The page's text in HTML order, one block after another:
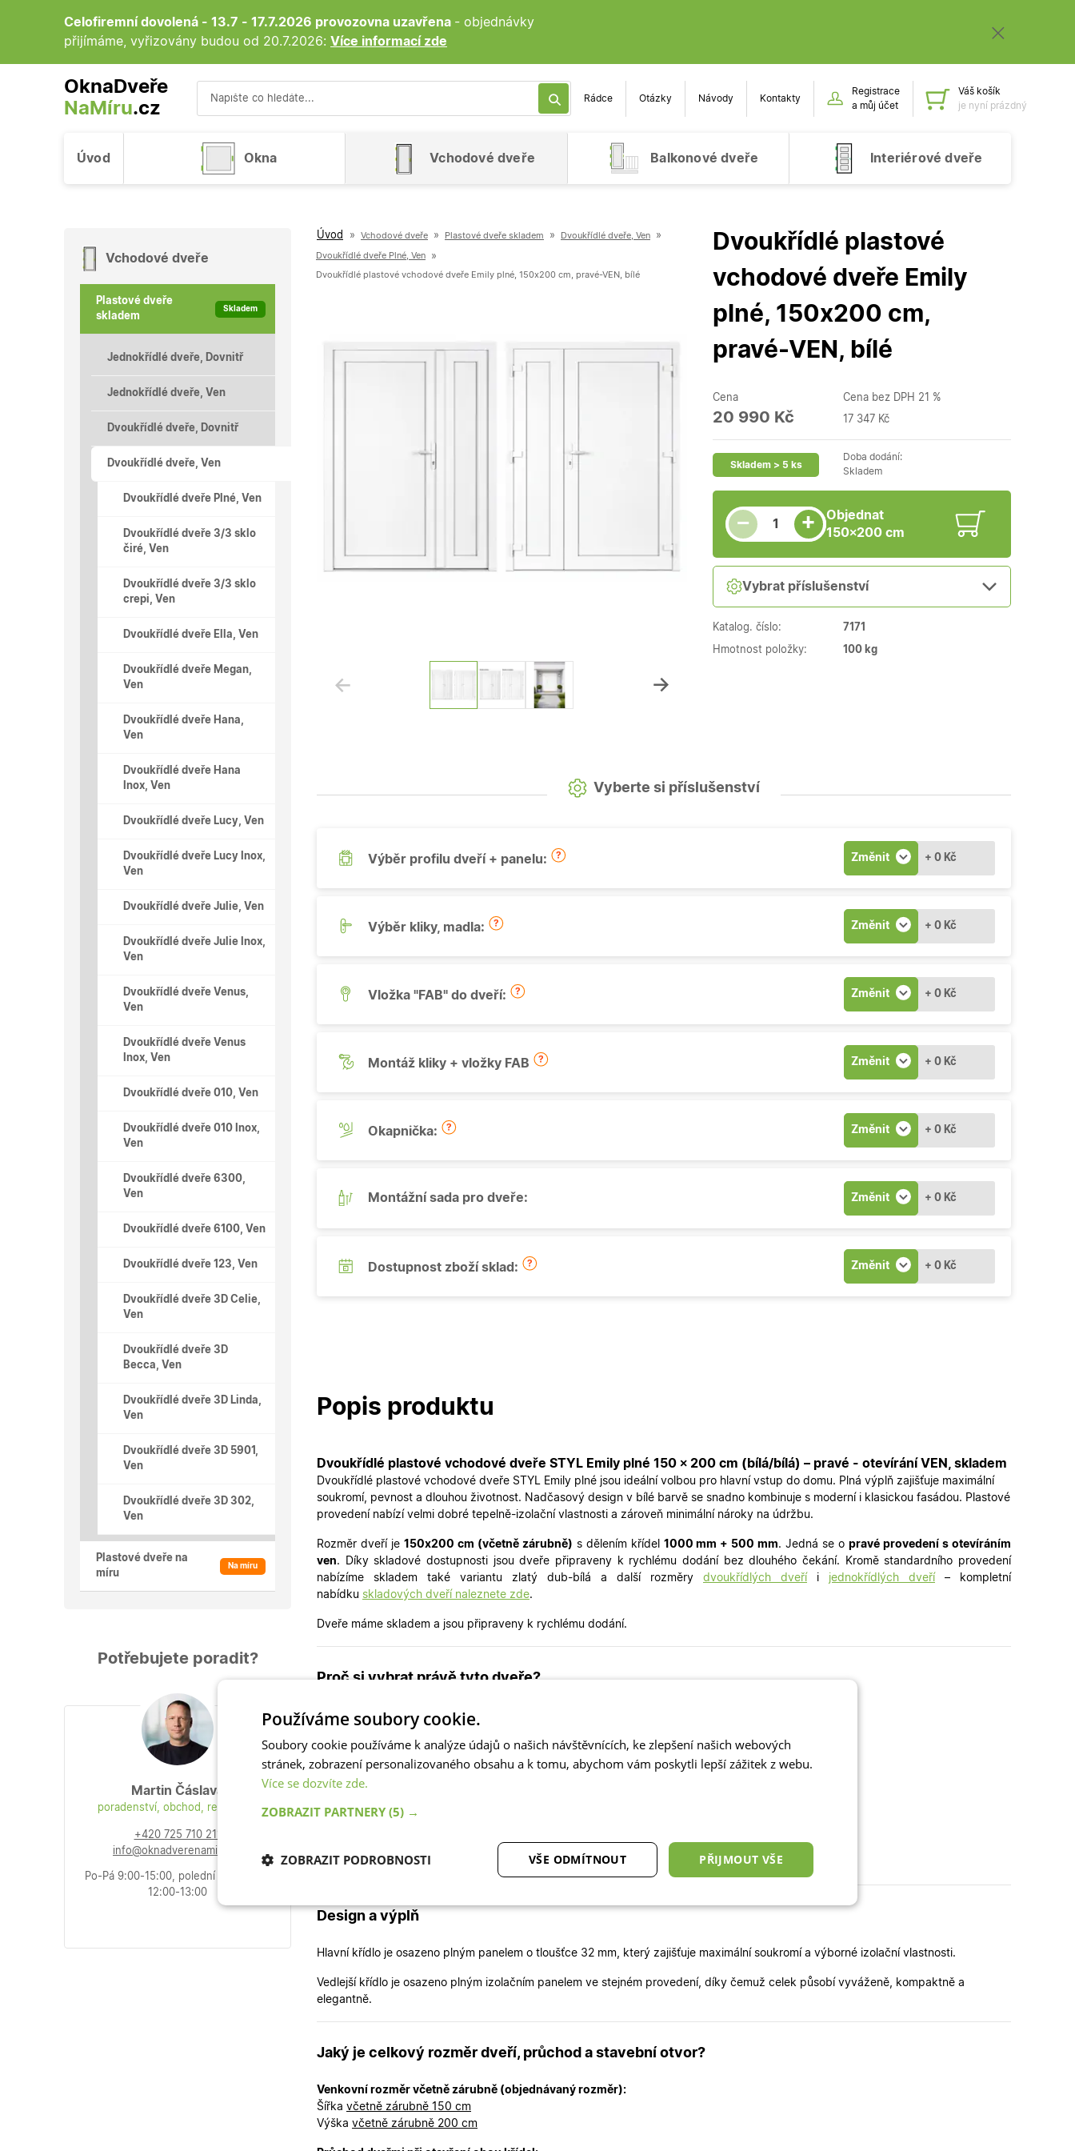
Celofiremní dovolená - 13.7 - 17.7.2026 provozovna uzavřena - objednávky
přijímáme, vyřizovány budou od 20.7.2026: Více informací zde
OknaDveře
NaMíru.cz
Rádce Otázky Návody Kontakty
Registrace
a můj účet
Obsah
Váš košík
je nyní prázdný
Úvod Okna Vchodové dveře Balkonové dveře Interiérové dveře
Úvod » Vchodové dveře » Plastové dveře skladem » Dvoukřídlé dveře, Ven »
Dvoukřídlé dveře Plné, Ven »
Dvoukřídlé plastové vchodové dveře Emily plné, 150x200 cm, pravé-VEN, bílé
Dvoukřídlé plastové
vchodové dveře Emily
plné, 150x200 cm,
pravé-VEN, bílé
Cena
20 990 Kč
Cena bez DPH 21 %
17 347 Kč
Skladem > 5 ks
Doba dodání:
Skladem
−
Snížit množství
Počet kusů +
Zvýšit množství
Objednat
150×200 cm
Vybrat příslušenství
Katalog. číslo: 7171
Hmotnost položky: 100 kg
Vyberte si příslušenství
Výběr profilu dveří + panelu: Změnit + 0 Kč
Výběr kliky, madla: Změnit + 0 Kč
Vložka "FAB" do dveří: Změnit + 0 Kč
Montáž kliky + vložky FAB Změnit + 0 Kč
Okapnička: Změnit + 0 Kč
Montážní sada pro dveře: Změnit + 0 Kč
Dostupnost zboží sklad: Změnit + 0 Kč
Popis produktu
Dvoukřídlé plastové vchodové dveře STYL Emily plné 150 × 200 cm (bílá/bílá) – pravé - otevírání VEN, skladem
Dvoukřídlé plastové vchodové dveře STYL Emily plné jsou ideální volbou pro hlavní vstup do domu. Plná výplň zajišťuje maximální
soukromí, pevnost a dlouhou životnost. Nadčasový design v bílé barvě se snadno kombinuje s moderní i klasickou fasádou. Plastové
provedení nabízí velmi dobré tepelně-izolační vlastnosti a zároveň minimální nároky na údržbu.
Rozměr dveří je 150x200 cm (včetně zárubně) s dělením křídel 1000 mm + 500 mm. Jedná se opravé provedení s otevíráním
ven. Díky skladové dostupnosti jsou dveře připraveny k rychlému dodání bez dlouhého čekání. Kromě standardního provedení
nabízíme skladem také variantu zlatý dub-bílá a další rozměry dvoukřídlých dveří i jednokřídlých dveří – kompletní
nabídku skladových dveří naleznete zde.
Dveře máme skladem a jsou připraveny k rychlému dodání.
Proč si vybrat právě tyto dveře?
✅ Skladem – rychlé dodání
✅ Pevná konstrukce s ocelovou výztuží v rámu i křídle
✅ 5bodový zámek pro vyšší bezpečnost
✅ Minimální nároky na údržbu
Design a výplň
Hlavní křídlo je osazeno plným panelem o tloušťce 32 mm, který zajišťuje maximální soukromí a výborné izolační vlastnosti.
Vedlejší křídlo je osazeno plným izolačním panelem ve stejném provedení, díky čemuž celek působí vyváženě, kompaktně a
elegantně.
Jaký je celkový rozměr dveří, průchod a stavební otvor?
Venkovní rozměr včetně zárubně (objednávaný rozměr):
Šířka včetně zárubně 150 cm
Výška včetně zárubně 200 cm
Vchodové dveře
Plastové dveře
skladem
Skladem
Jednokřídlé dveře, Dovnitř
Jednokřídlé dveře, Ven
Dvoukřídlé dveře, Dovnitř
Dvoukřídlé dveře, Ven
Dvoukřídlé dveře Plné, Ven
Dvoukřídlé dveře 3/3 sklo
čiré, Ven
Dvoukřídlé dveře 3/3 sklo
crepi, Ven
Dvoukřídlé dveře Ella, Ven
Dvoukřídlé dveře Megan,
Ven
Dvoukřídlé dveře Hana,
Ven
Dvoukřídlé dveře Hana
Inox, Ven
Dvoukřídlé dveře Lucy, Ven
Dvoukřídlé dveře Lucy Inox,
Ven
Dvoukřídlé dveře Julie, Ven
Dvoukřídlé dveře Julie Inox,
Ven
Dvoukřídlé dveře Venus,
Ven
Dvoukřídlé dveře Venus
Inox, Ven
Dvoukřídlé dveře 010, Ven
Dvoukřídlé dveře 010 Inox,
Ven
Dvoukřídlé dveře 6300,
Ven
Dvoukřídlé dveře 6100, Ven
Dvoukřídlé dveře 123, Ven
Dvoukřídlé dveře 3D Celie,
Ven
Dvoukřídlé dveře 3D
Becca, Ven
Dvoukřídlé dveře 3D Linda,
Ven
Dvoukřídlé dveře 3D 5901,
Ven
Dvoukřídlé dveře 3D 302,
Ven
Plastové dveře na
míru
Na míru
Potřebujete poradit?
Martin Čáslava
poradenství, obchod, reklamace
+420 725 710 211
info@oknadverenamiru.cz
Po-Pá 9:00-15:00, polední přestávka:
12:00-13:00
Používáme soubory cookie.
Soubory cookie používáme k analýze údajů o našich návštěvnících, ke zlepšení našich webových
stránek, zobrazení personalizovaného obsahu a k tomu, abychom vám poskytli lepší zážitek z webu.
Více se dozvíte zde.
ZOBRAZIT PARTNERY (5) →
PŘIJMOUT VŠE
VŠE ODMÍTNOUT
ZOBRAZIT PODROBNOSTI
Nezbytně nutné
cookies
Analytické cookies
Marketingové
Funkční cookies
Nezbytně nutné soubory cookie umožňují základní funkce webových stránek, jako je přihlášení uživatele a správa účtu. Webové
Poskytovatel /
Doména
týdny
přístup k webové stránce, aby sledovala používání a zlepšila